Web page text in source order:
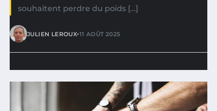
souhaitent perdre du poids […]
JULIEN LEROUX•11 AOÛT 2025